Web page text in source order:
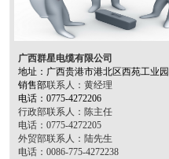
广西群星电缆有限公司
地址： 广西贵港市港北区西苑工业园
销售部联系人：黄经理
电话 ： 0775-4272206
行政部联系人：陈主任
电话：0775-4272205
外贸部联系人：陆先生
电话：0086-775-4272238